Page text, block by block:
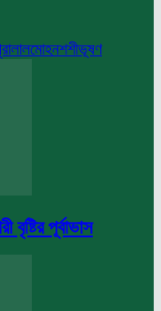
লালমোহনশশীভূষণ
পূর্বাভাস